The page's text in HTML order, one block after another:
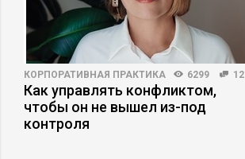
КОРПОРАТИВНАЯ ПРАКТИКА 6299 12
Как управлять конфликтом,
чтобы он не вышел из-под
контроля